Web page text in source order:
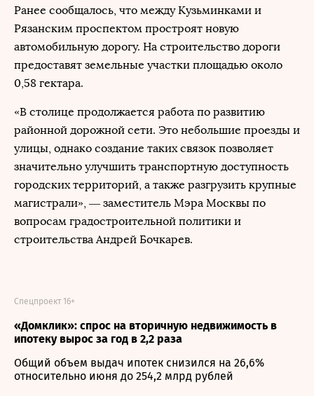
Ранее сообщалось, что между Кузьминками и
Рязанским проспектом простроят новую
автомобильную дорогу. На строительство дороги
предоставят земельные участки площадью около
0,58 гектара.
«В столице продолжается работа по развитию
районной дорожной сети. Это небольшие проезды и
улицы, однако создание таких связок позволяет
значительно улучшить транспортную доступность
городских территорий, а также разгрузить крупные
магистрали», — заместитель Мэра Москвы по
вопросам градостроительной политики и
строительства Андрей Бочкарев.
«Домклик»: спрос на вторичную недвижимость в
ипотеку вырос за год в 2,2 раза
Спецпроект 16+
Общий объем выдач ипотек снизился на 26,6%
относительно июня до 254,2 млрд рублей